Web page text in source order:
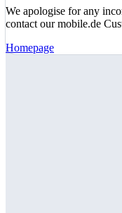
We apologise for any
contact our mobile.de
Homepage